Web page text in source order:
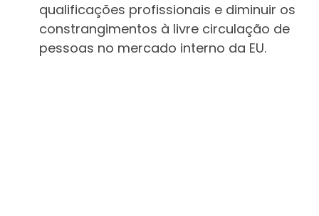
qualificações profissionais e diminuir os
constrangimentos à livre circulação de
pessoas no mercado interno da EU.